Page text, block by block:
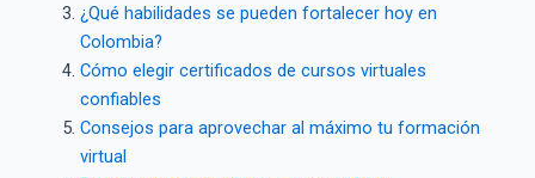
¿Qué habilidades se pueden fortalecer hoy en
Colombia?
Cómo elegir certificados de cursos virtuales
confiables
Consejos para aprovechar al máximo tu formación
virtual